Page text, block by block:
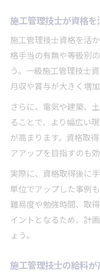
施工管理技士が資格
施工管理技士資格を活
格手当の有無や等級別
う。一級施工管理技士
月収や賞与が大きく増
さらに、電気や建築、
ることで、より幅広い
が高まります。資格取
アアップを目指すのも効
実際に、資格取得後に
単位でアップした事例
難易度や勉強時間、取
イントとなるため、計
ょう。
施工管理技士の給料